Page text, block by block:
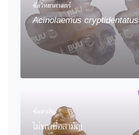
ชื่อวิทยาศาสตร์
Acinolaemus cryptidentatus
ชื่อสามัญ
ไม่พบชื่อสามัญ